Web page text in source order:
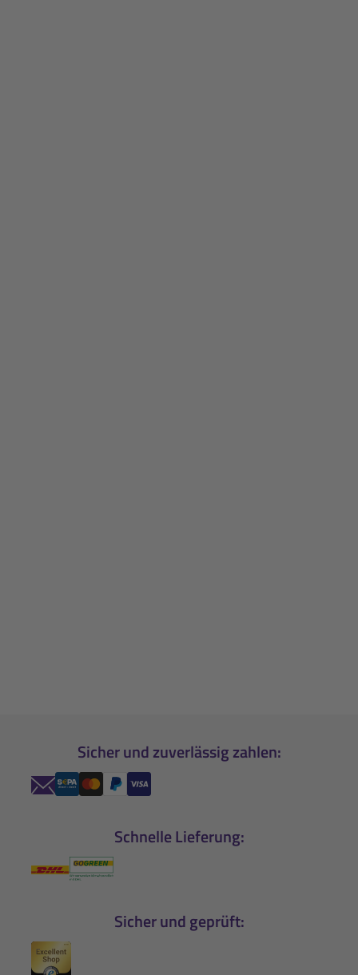
Sicher und zuverlässig zahlen:
Schnelle Lieferung:
Sicher und geprüft: